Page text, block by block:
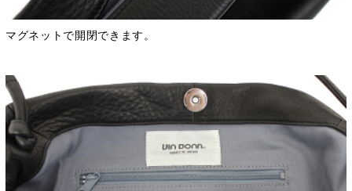
マグネットで開閉できます。